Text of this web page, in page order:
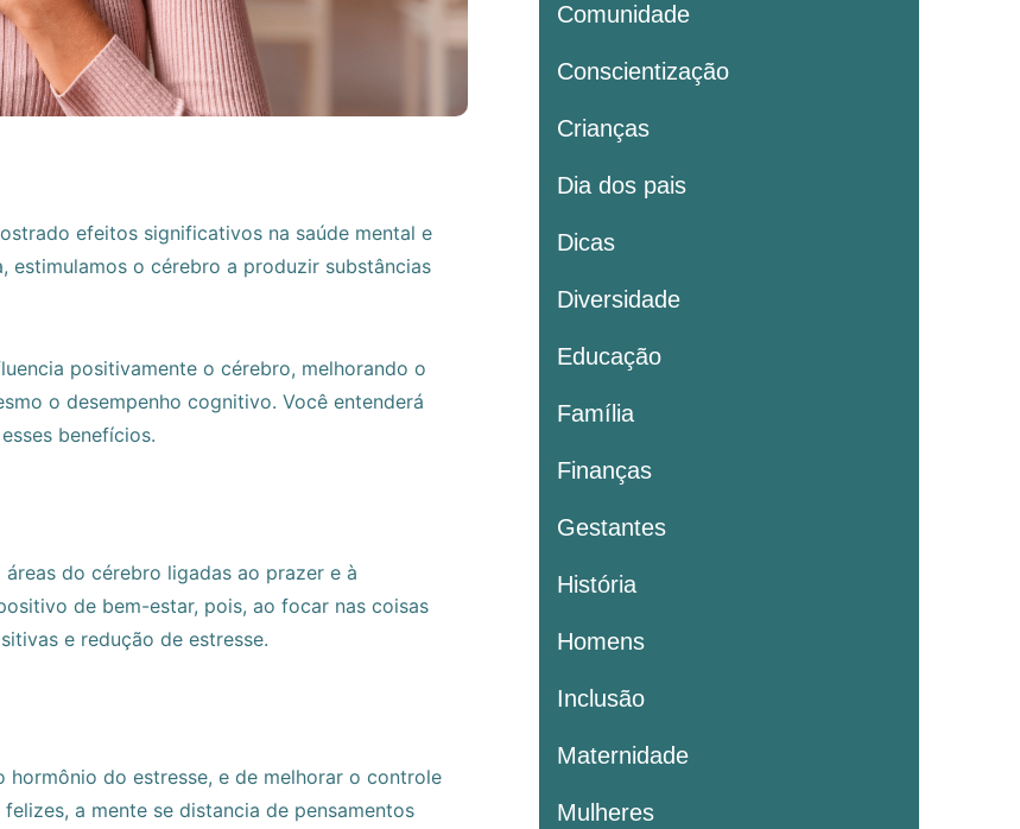
efeitos significativos na saúde mental e
estimulamos o cérebro a produzir substâncias
positivamente o cérebro, melhorando o
o desempenho cognitivo. Você entenderá
benefícios.
do cérebro ligadas ao prazer e à
de bem-estar, pois, ao focar nas coisas
e redução de estresse.
do estresse, e de melhorar o controle
a mente se distancia de pensamentos
Comunidade
Conscientização
Crianças
Dia dos pais
Dicas
Diversidade
Educação
Família
Finanças
Gestantes
História
Homens
Inclusão
Maternidade
Mulheres